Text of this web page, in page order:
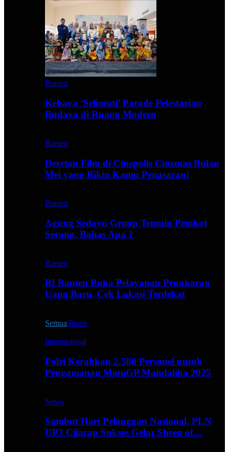
Banten
Kebaya ‘Selimuti’ Parade Pelestarian
Budaya di Ruang Modern
Banten
Deretan Film di Cinepolis Cinemas Bulan
Mei yang Bikin Kamu Penasaran!
Banten
Agung Sedayu Group Temuin Pemkot
Serang, Bahas Apa ?
Banten
BI Banten Buka Pelayanan Penukaran
Uang Baru, Cek Lokasi Terdekat
SemuaSports
Internasional
Polri Kerahkan 2.580 Personel untuk
Pengamanan MotoGP Mandalika 2025
News
Sambut Hari Pelanggan Nasional, PLN
UP3 Cilacap Sukses Gelar Sheen of…